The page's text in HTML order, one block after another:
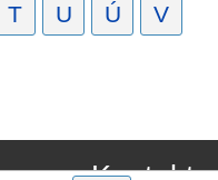
T U Ú
V